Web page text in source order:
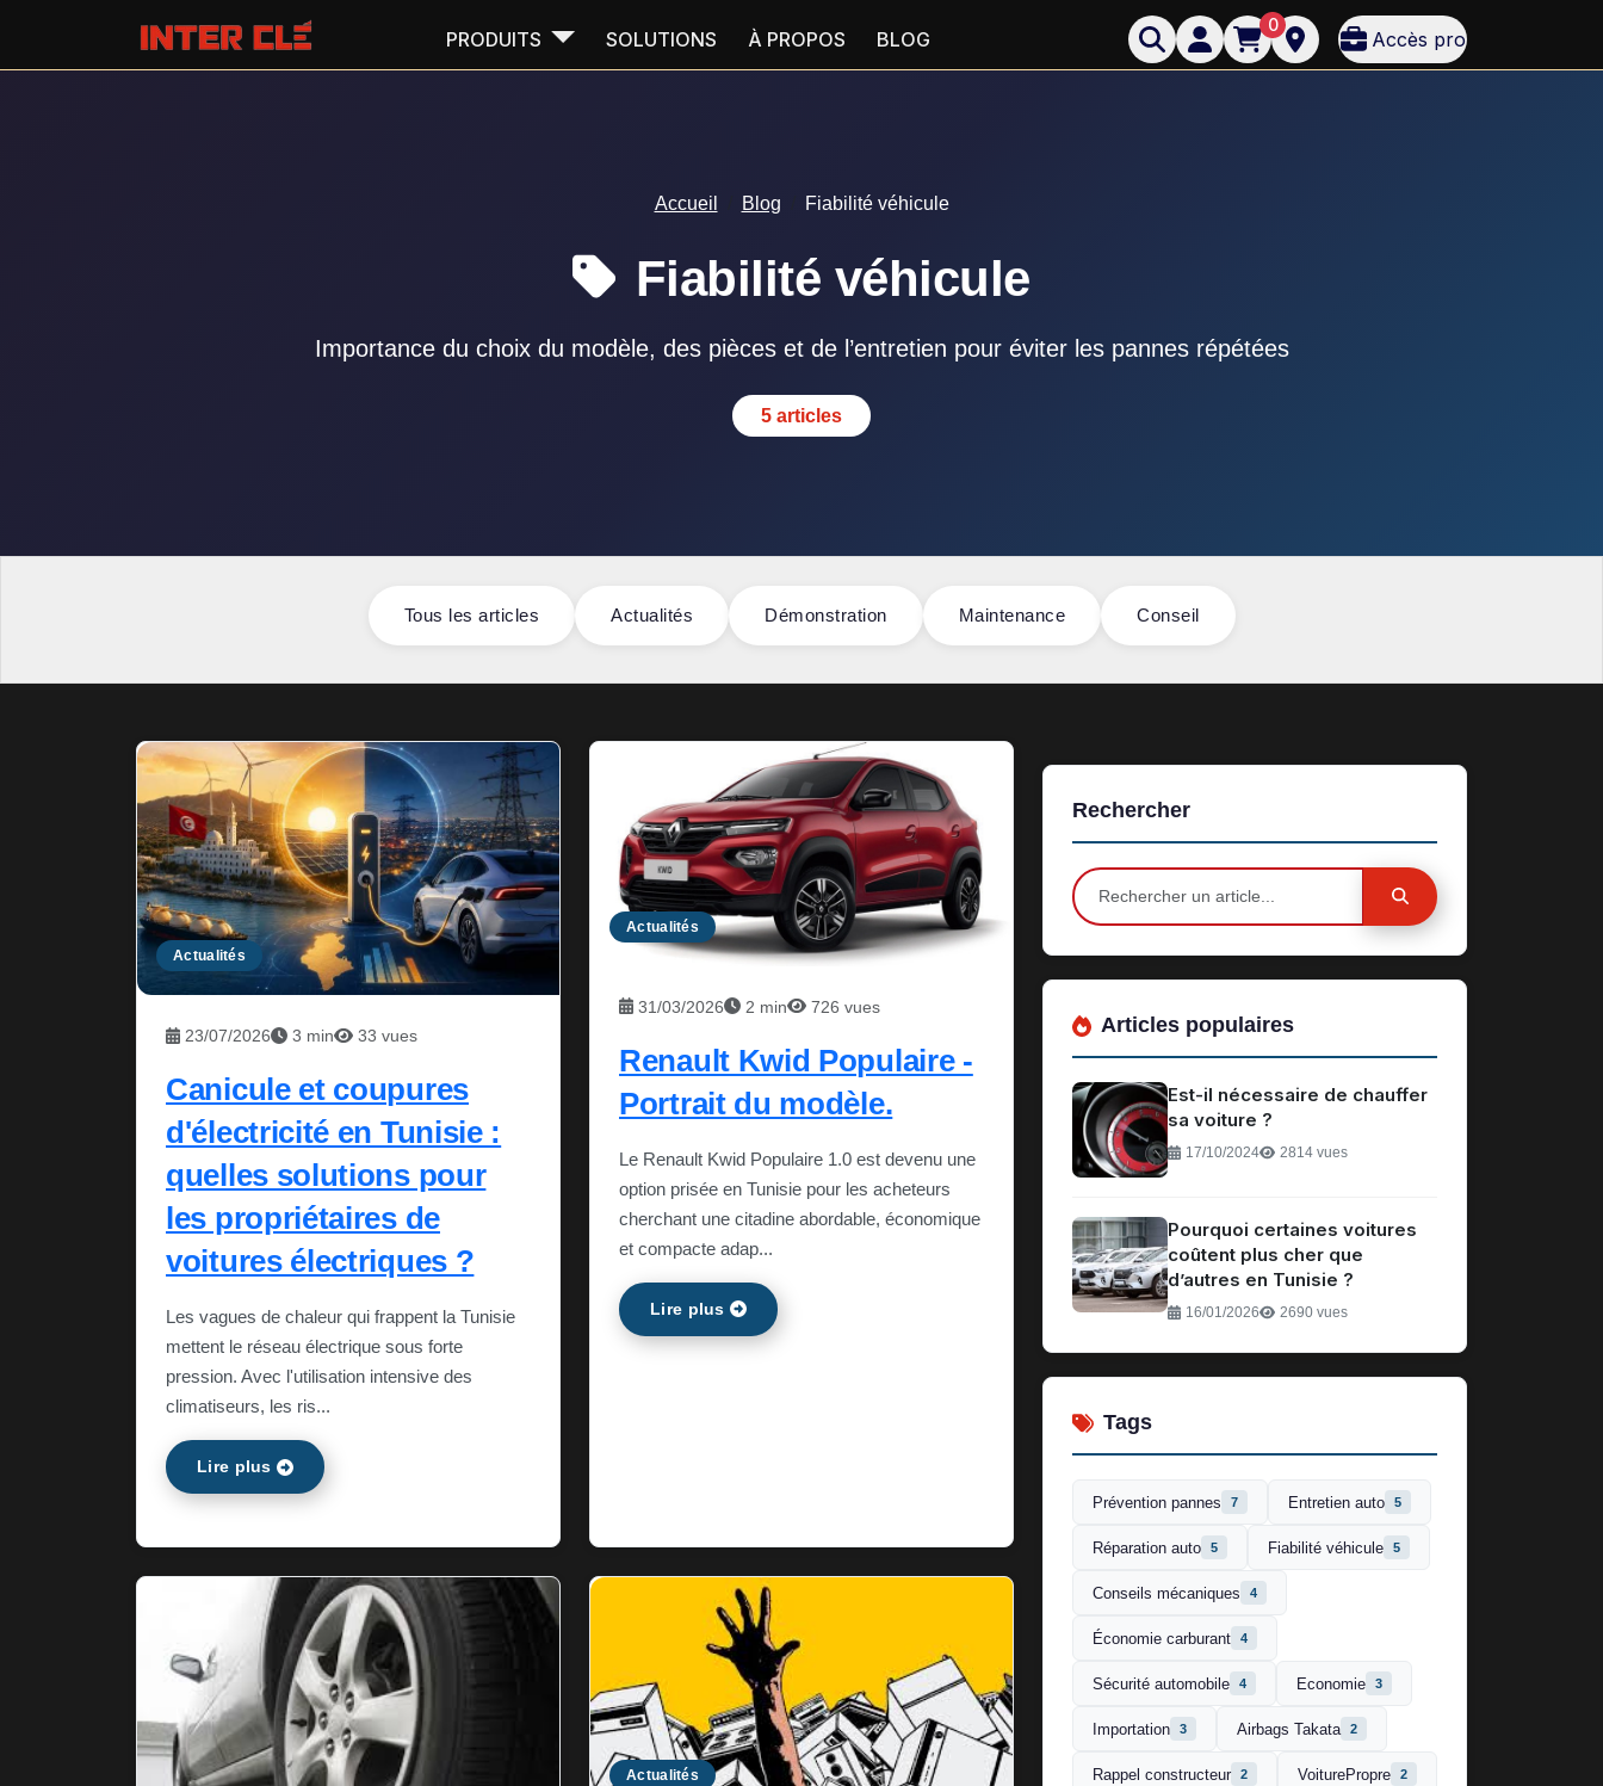
PRODUITS SOLUTIONS À PROPOS BLOG
0
Accès pro
Accueil Blog Fiabilité véhicule
Fiabilité véhicule
Importance du choix du modèle, des pièces et de l’entretien pour éviter les pannes répétées
5 articles
Tous les articles Actualités Démonstration Maintenance Conseil
Actualités
23/07/2026 3 min 33 vues
Canicule et coupures
d'électricité en Tunisie :
quelles solutions pour
les propriétaires de
voitures électriques ?
Les vagues de chaleur qui frappent la Tunisie
mettent le réseau électrique sous forte
pression. Avec l'utilisation intensive des
climatiseurs, les ris...
Lire plus
Actualités
31/03/2026 2 min 726 vues
Renault Kwid Populaire -
Portrait du modèle.
Le Renault Kwid Populaire 1.0 est devenu une
option prisée en Tunisie pour les acheteurs
cherchant une citadine abordable, économique
et compacte adap...
Lire plus
Actualités
Rechercher
Articles populaires
Est-il nécessaire de chauffer
sa voiture ?
17/10/2024 2814 vues
Pourquoi certaines voitures
coûtent plus cher que
d’autres en Tunisie ?
16/01/2026 2690 vues
Tags
Prévention pannes 7 Entretien auto 5
Réparation auto 5 Fiabilité véhicule 5
Conseils mécaniques 4
Économie carburant 4
Sécurité automobile 4 Economie 3
Importation 3 Airbags Takata 2
Rappel constructeur 2 VoiturePropre 2